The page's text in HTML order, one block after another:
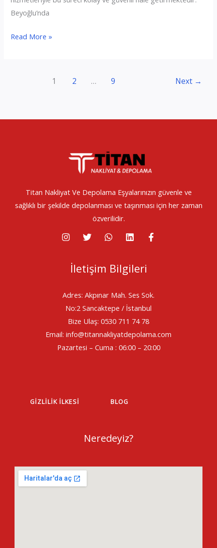
Beyoğlu’nda
Beyoğlu
Read More »
1 2 … 9 Next →
Titan Nakliyat Ve Depolama Eşyalarınızın güvenle ve
sağlıklı bir şekilde depolanması ve taşınması için her zaman
özverilidir.
İletişim Bilgileri
Adres: Akpınar Mah. Ses Sok.
No:2 Sancaktepe / İstanbul
Bize Ulaş: 0530 711 74 78
Email: info@titannakliyatdepolama.com
Pazartesi – Cuma : 06:00 – 20:00
GIZLILIK İLKESI BLOG
Neredeyiz?